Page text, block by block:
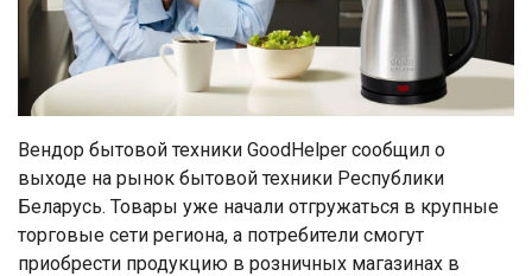
Вендор бытовой техники GoodHelper сообщил о
выходе на рынок бытовой техники Республики
Беларусь. Товары уже начали отгружаться в крупные
торговые сети региона, а потребители смогут
приобрести продукцию в розничных магазинах в